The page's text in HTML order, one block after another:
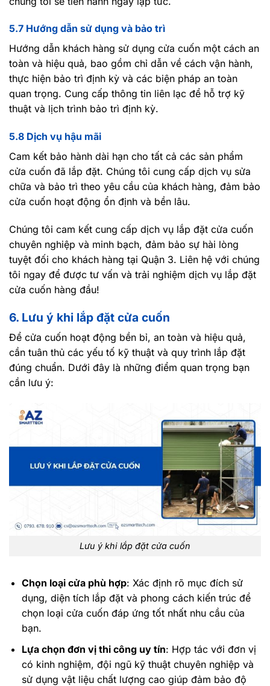
5.7 Hướng dẫn sử dụng và bảo trì
Hướng dẫn khách hàng sử dụng cửa cuốn một cách an
toàn và hiệu quả, bao gồm chỉ dẫn về cách vận hành,
thực hiện bảo trì định kỳ và các biện pháp an toàn
quan trọng. Cung cấp thông tin liên lạc để hỗ trợ kỹ
thuật và lịch trình bảo trì định kỳ.
5.8 Dịch vụ hậu mãi
Cam kết bảo hành dài hạn cho tất cả các sản phẩm
cửa cuốn đã lắp đặt. Chúng tôi cung cấp dịch vụ sửa
chữa và bảo trì theo yêu cầu của khách hàng, đảm bảo
cửa cuốn hoạt động ổn định và bền lâu.
Chúng tôi cam kết cung cấp dịch vụ lắp đặt cửa cuốn
chuyên nghiệp và minh bạch, đảm bảo sự hài lòng
tuyệt đối cho khách hàng tại Quận 3. Liên hệ với chúng
tôi ngay để được tư vấn và trải nghiệm dịch vụ lắp đặt
cửa cuốn hàng đầu!
6. Lưu ý khi lắp đặt cửa cuốn
Để cửa cuốn hoạt động bền bỉ, an toàn và hiệu quả,
cần tuân thủ các yếu tố kỹ thuật và quy trình lắp đặt
đúng chuẩn. Dưới đây là những điểm quan trọng bạn
cần lưu ý:
Lưu ý khi lắp đặt cửa cuốn
Chọn loại cửa phù hợp: Xác định rõ mục đích sử
dụng, diện tích lắp đặt và phong cách kiến trúc để
chọn loại cửa cuốn đáp ứng tốt nhất nhu cầu của
bạn.
Lựa chọn đơn vị thi công uy tín: Hợp tác với đơn vị
có kinh nghiệm, đội ngũ kỹ thuật chuyên nghiệp và
sử dụng vật liệu chất lượng cao giúp đảm bảo độ